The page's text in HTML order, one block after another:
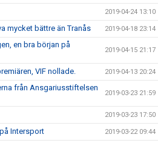
2019-04-24 13:10
mycket bättre än Tranås 2019-04-18 23:14
en bra början på
2019-04-15 21:17
VIF nollade. 2019-04-13 20:24
från Ansgariusstiftelsen
2019-03-23 21:59
2019-03-23 17:50
Intersport 2019-03-22 09:44